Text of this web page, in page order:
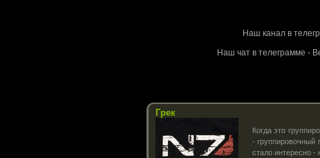
Наш канал в
Наш чат в телеграмме -
Грек
Когда это
- группировочный
стало интересно -